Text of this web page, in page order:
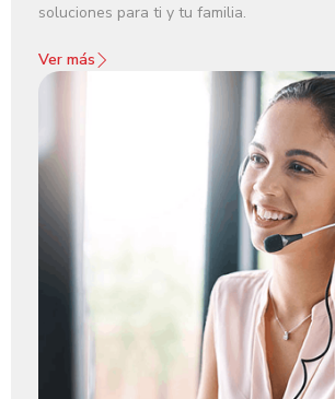
soluciones para ti y tu familia.‍
Ver más